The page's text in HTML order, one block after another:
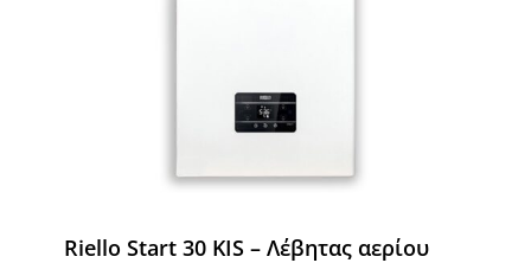
Riello Start 30 KIS – Λέβητας αερίου